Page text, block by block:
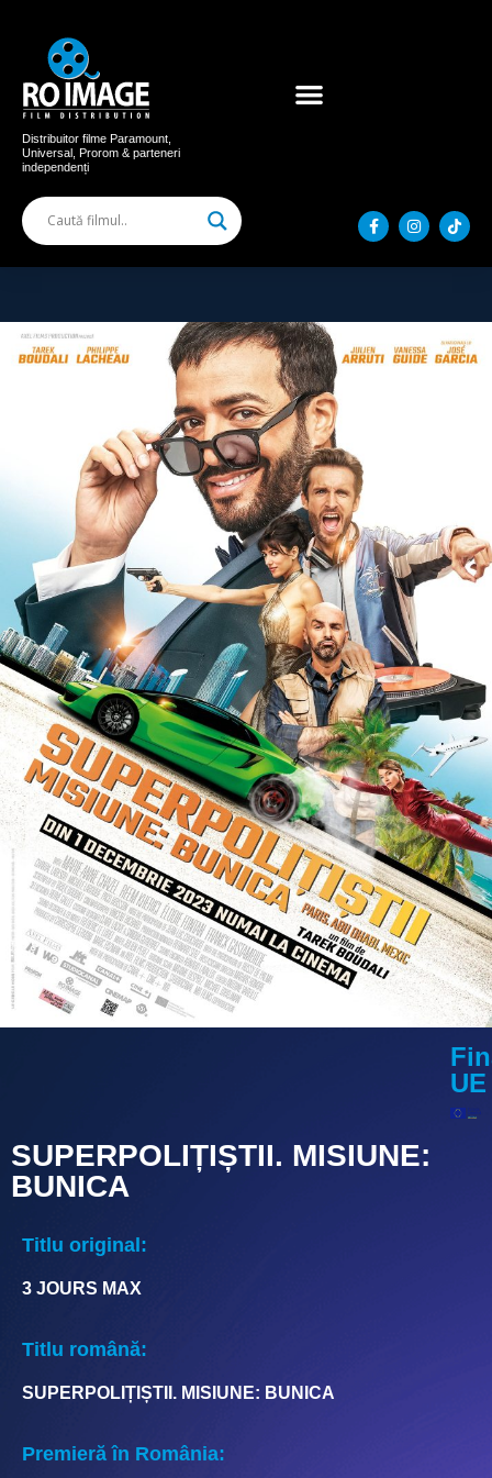
Distribuitor filme Paramount,
Universal, Prorom & parteneri
independenți
UE
SUPERPOLIȚIȘTII. MISIUNE:
BUNICA
Titlu original:
3 JOURS MAX
Titlu română:
SUPERPOLIȚIȘTII. MISIUNE: BUNICA
Premieră în România: